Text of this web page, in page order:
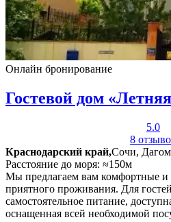
Онлайн бронирование
Гостевой дом
5.0
8
Краснодарский край,Сочи,
Расстояние до моря: ≈150м
Мы предлагаем вам комфортные
приятного проживания. Для
самостоятельное питание,
оснащенная всей необходимой